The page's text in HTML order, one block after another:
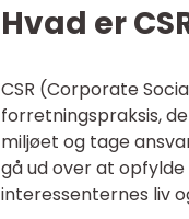
Hvad er
CSR (Corporate
forretningspraksis,
miljøet og tage
gå ud over at
interessenternes liv